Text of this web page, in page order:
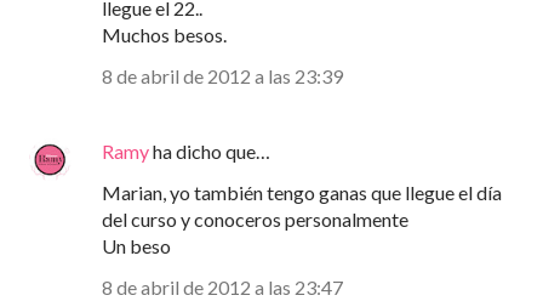
llegue el 22..
Muchos besos.
8 de abril de 2012 a las 23:39
Ramyha dicho que…
Marian, yo también tengo ganas que llegue el día
del curso y conoceros personalmente
Un beso
8 de abril de 2012 a las 23:47